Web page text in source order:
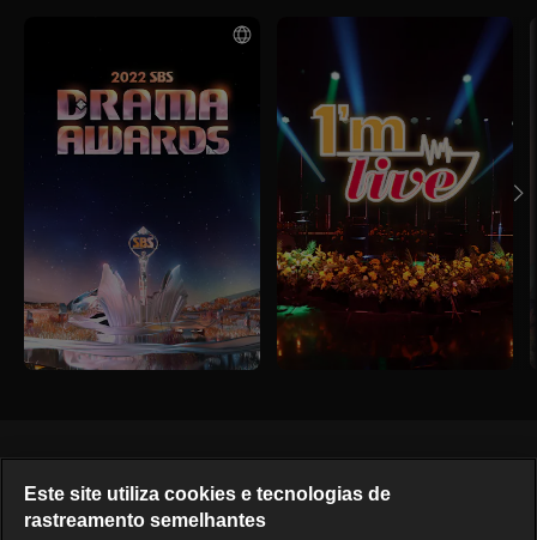
Português
Este site utiliza cookies e tecnologias de
rastreamento semelhantes